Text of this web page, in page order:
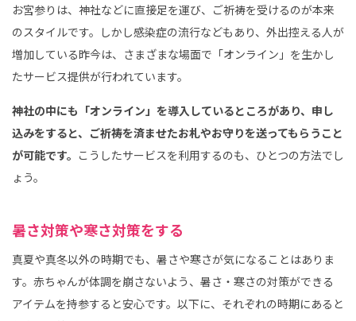
お宮参りは、神社などに直接足を運び、ご祈祷を受けるのが本来
のスタイルです。しかし感染症の流行などもあり、外出控える人が
増加している昨今は、さまざまな場面で「オンライン」を生かし
たサービス提供が行われています。
神社の中にも「オンライン」を導入しているところがあり、申し
込みをすると、ご祈祷を済ませたお札やお守りを送ってもらうこと
が可能です。 こうしたサービスを利用するのも、ひとつの方法でし
ょう。
暑さ対策や寒さ対策をする
真夏や真冬以外の時期でも、暑さや寒さが気になることはありま
す。赤ちゃんが体調を崩さないよう、暑さ・寒さの対策ができる
アイテムを持参すると安心です。以下に、それぞれの時期にあると